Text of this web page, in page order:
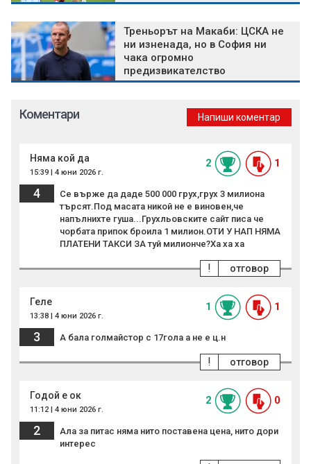
Треньорът на Макаби: ЦСКА не
ни изненада, но в София ни
чака огромно
предизвикателство
Коментари Напиши коментар
Няма кой да
15:39 | 4 юни 2026 г.
2 1
4
Се върже да даде 500 000 грух,грух 3 милиона
търсят.Под масата никой не е виновен,че
напълнихте гуша...Грухльовските сайт писа че
чорбата припок броила 1 милион.ОТИ У НАП НЯМА
ПЛАТЕНИ ТАКСИ ЗА туй милионче?Ха ха ха
отговор
!
Геле
13:38 | 4 юни 2026 г.
1 1
3 А бала голмайстор с 17гола а не е ц.н
отговор
!
Годой е ок
11:12 | 4 юни 2026 г.
2 0
2
Ала за питас няма нито поставена цена, нито дори
интерес